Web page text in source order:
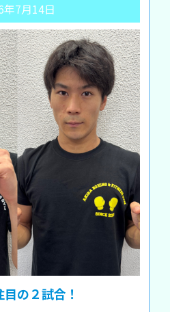
年7月14日
の２試合！